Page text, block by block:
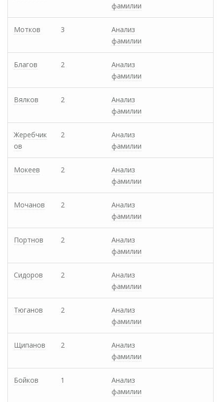
фамилии
Мотков 3
Анализ
фамилии
Благов 2
Анализ
фамилии
Вялков 2
Анализ
фамилии
Жеребчик
ов
2
Анализ
фамилии
Мокеев 2
Анализ
фамилии
Мочанов 2
Анализ
фамилии
Портнов 2
Анализ
фамилии
Сидоров 2
Анализ
фамилии
Тюганов 2
Анализ
фамилии
Щипанов 2
Анализ
фамилии
Бойков 1
Анализ
фамилии